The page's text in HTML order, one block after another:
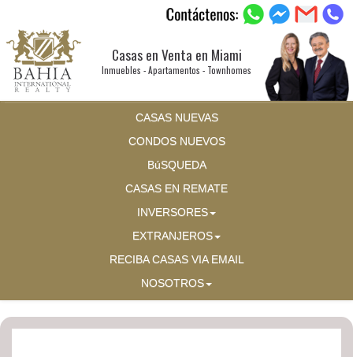
Casas en Venta en Miami
Inmuebles - Apartamentos - Townhomes
CASAS NUEVAS
CONDOS NUEVOS
BúSQUEDA
CASAS EN REMATE
INVERSORES
EXTRANJEROS
RECIBA CASAS VIA EMAIL
NOSOTROS